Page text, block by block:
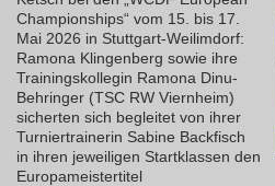
Championships“ vom 15. bis 17.
Mai 2026 in Stuttgart-Weilimdorf:
Ramona Klingenberg sowie ihre
Trainingskollegin Ramona Dinu-
Behringer (TSC RW Viernheim)
sicherten sich begleitet von ihrer
Turniertrainerin Sabine Backfisch
in ihren jeweiligen Startklassen den
Europameistertitel